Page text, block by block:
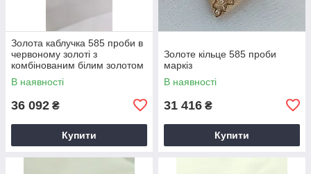
Золота каблучка 585 проби в
червоному золоті з
комбінованим білим золотом
В наявності
36 092 ₴
Купити
Золоте кільце 585 проби
маркіз
В наявності
31 416 ₴
Купити